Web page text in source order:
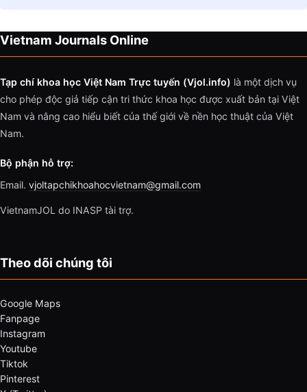
Vietnam Journals Online
Tạp chí khoa học Việt Nam Trực tuyến (Vjol.info) là một dịch vụ
cho phép độc giả tiếp cận tri thức khoa học được xuất bản tại Việt
Nam và nâng cao hiểu biết của thế giới về nền học thuật của Việt
Nam.
Bộ phận hỗ trợ:
Email. vjoltapchikhoahocvietnam@gmail.com
VietnamJOL do INASP tài trợ.
Theo dõi chúng tôi
Google Maps
Fanpage
Instagram
Youtube
Tiktok
Pinterest